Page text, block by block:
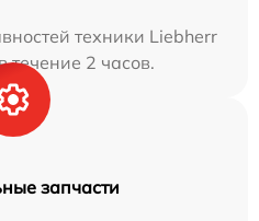
техники Liebherr
течение 2 часов.
запчасти